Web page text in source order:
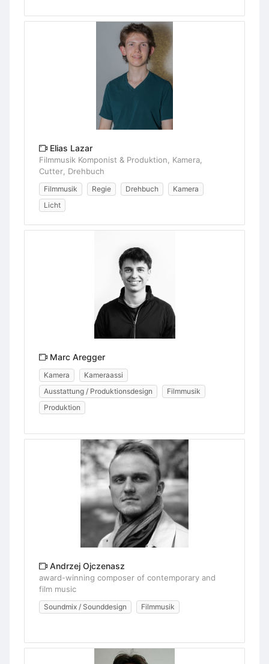
Elias Lazar
Filmmusik Komponist & Produktion, Kamera,
Cutter, Drehbuch
Filmmusik Regie Drehbuch
Kamera
Licht
Marc Aregger
Kamera
Kameraassi
Ausstattung / Produktionsdesign
Filmmusik
Produktion
Andrzej Ojczenasz
award-winning composer of contemporary and
film music
Soundmix / Sounddesign Filmmusik